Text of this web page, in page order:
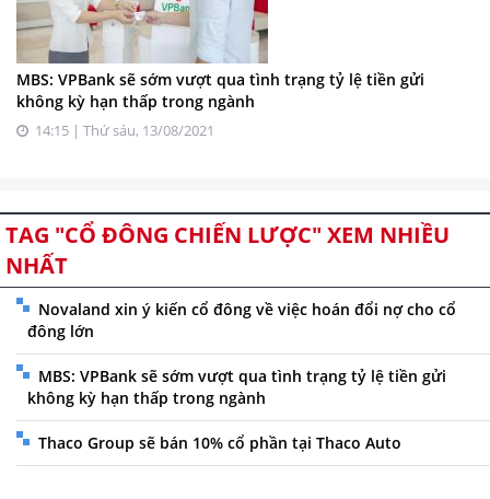
MBS: VPBank sẽ sớm vượt qua tình trạng tỷ lệ tiền gửi
không kỳ hạn thấp trong ngành
14:15 | Thứ sáu, 13/08/2021
TAG "CỔ ĐÔNG CHIẾN LƯỢC" XEM NHIỀU
NHẤT
Novaland xin ý kiến cổ đông về việc hoán đổi nợ cho cổ
đông lớn
MBS: VPBank sẽ sớm vượt qua tình trạng tỷ lệ tiền gửi
không kỳ hạn thấp trong ngành
Thaco Group sẽ bán 10% cổ phần tại Thaco Auto